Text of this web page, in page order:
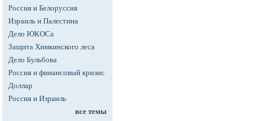
Россия и Белоруссия
Израиль и Палестина
Дело ЮКОСа
Защита Химкинского леса
Дело Бульбова
Россия и финансовый кризис
Доллар
Россия и Израиль
все темы